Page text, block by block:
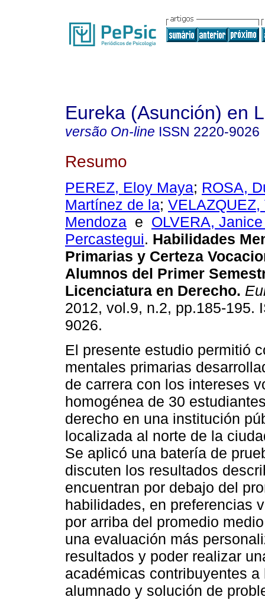
Eureka (Asunción) en
versão On-line ISSN 2220-9026
Resumo
PEREZ, Eloy Maya; ROSA,
Martínez de la; VELAZQUEZ,
Mendoza e OLVERA,
Percastegui. Habilidades
Primarias y Certeza
Alumnos del Primer
Licenciatura en Derecho.
2012, vol.9, n.2, pp.185-195.
9026.
El presente estudio permitió
mentales primarias
de carrera con los intereses
homogénea de 30
derecho en una institución
localizada al norte de la
Se aplicó una batería de
discuten los resultados
encuentran por debajo del
habilidades, en preferencias
por arriba del promedio
una evaluación más
resultados y poder realizar
académicas contribuyentes
alumnado y solución de